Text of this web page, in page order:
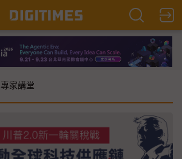
專家講堂